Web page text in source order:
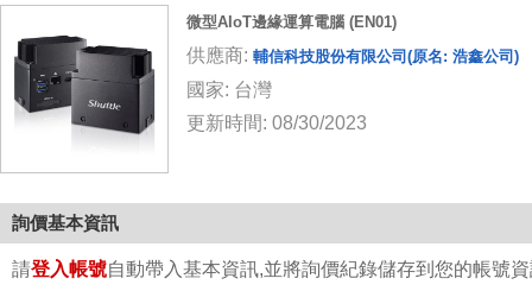
微型AIoT邊緣運算電腦 (EN01)
供應商: 輔信科技股份有限公司(原名: 浩鑫公司)
國家: 台灣
更新時間: 08/30/2023
詢價基本資訊
請登入帳號自動帶入基本資訊,並將詢價紀錄儲存到您的帳號